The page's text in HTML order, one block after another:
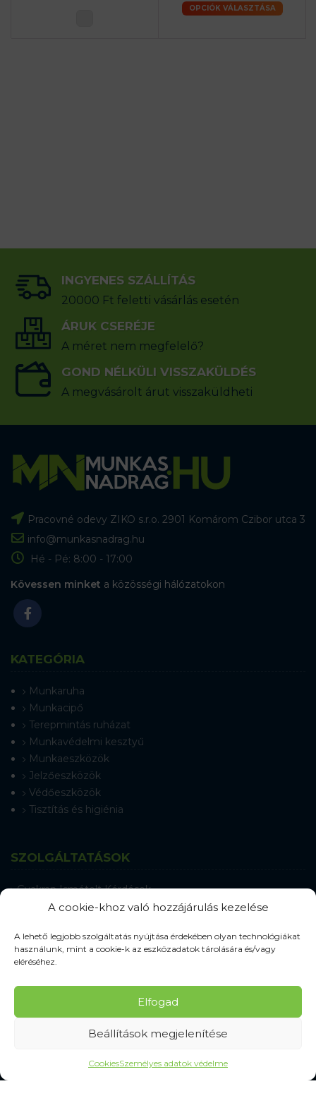
A cookie-khoz való hozzájárulás kezelése
A lehető legjobb szolgáltatás nyújtása érdekében olyan technológiákat
használunk, mint a cookie-k az eszközadatok tárolására és/vagy
eléréséhez.
Elfogad
Beállítások megjelenítése
CookiesSzemélyes adatok védelme
OPCIÓK VÁLASZTÁSA
INGYENES SZÁLLÍTÁS
20000 Ft feletti vásárlás esetén
ÁRUK CSERÉJE
A méret nem megfelelő?
GOND NÉLKÜLI VISSZAKÜLDÉS
A megvásárolt árut visszaküldheti
Pracovné odevy ZIKO s.r.o. 2901 Komárom Czibor utca 3
info@munkasnadrag.hu
Hé - Pé: 8:00 - 17:00
Kövessen minket a közösségi hálózatokon
KATEGÓRIA
Munkaruha
Munkacipő
Terepmintás ruházat
Munkavédelmi kesztyű
Munkaeszközök
Jelzőeszközök
Védőeszközök
Tisztítás és higiénia
SZOLGÁLTATÁSOK
Gyakran Ismételt Kérdések
Személyes adatok védelme
MINDEN A VÁSÁRLÁSRÓL
Szállítás és kézbesítés
Panaszkezelési eljárás